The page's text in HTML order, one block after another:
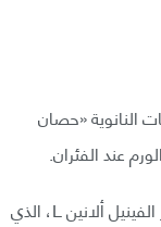
النانوية «حصان
عند الفئران.
صمم الباحثون «حصان طروادة» انطلاقًا من جزيئات نانوية مغلفةً بحمض أميني معين يدعى نظير الفينيل ألانين L، الذي